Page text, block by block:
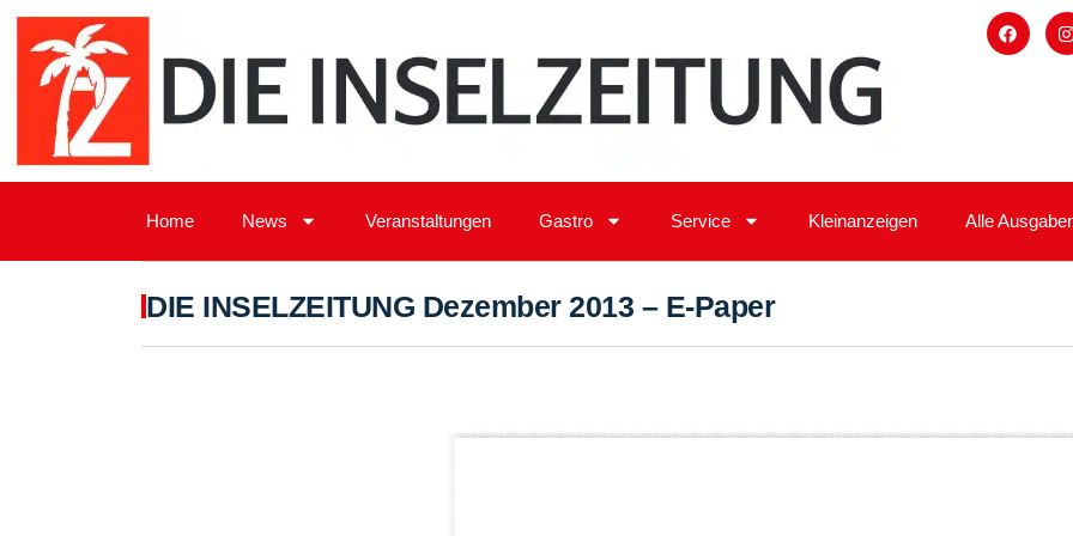
Home News Veranstaltungen Gastro Service Kleinanzeigen Alle
DIE INSELZEITUNG Dezember 2013 – E-Paper